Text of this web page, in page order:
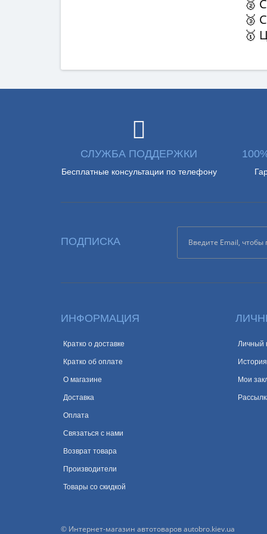
🥈
🥉
🥇
СЛУЖБА ПОДДЕРЖКИ
Бесплатные консультации по телефону
ПОДПИСКА
ИНФОРМАЦИЯ
Кратко о доставке
Кратко об оплате
О магазине
Доставка
Оплата
Связаться с нами
Возврат товара
Производители
Товары со скидкой
Личный
Мои
© Интернет-магазин автотоваров autobro.kiev.ua